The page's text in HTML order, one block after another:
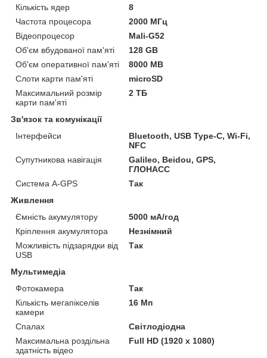
Кількість ядер
8
Частота процесора
2000 МГц
Відеопроцесор
Mali-G52
Об'єм вбудованої пам'яті
128 GB
Об'єм оперативної пам'яті
8000 MB
Слоти карти пам'яті
microSD
Максимальний розмір
карти пам'яті
2 ТБ
Зв'язок та комунікації
Інтерфейси
Bluetooth, USB Type-C, Wi-Fi,
NFC
Супутникова навігація
Galileo, Beidou, GPS,
ГЛОНАСС
Система A-GPS
Так
Живлення
Ємність акумулятору
5000 мА/год
Кріплення акумулятора
Незнімний
Можливість підзарядки від
USB
Так
Мультимедіа
Фотокамера
Так
Кількість мегапікселів
камери
16 Мп
Спалах
Світлодіодна
Максимальна роздільна
здатність відео
Full HD (1920 x 1080)